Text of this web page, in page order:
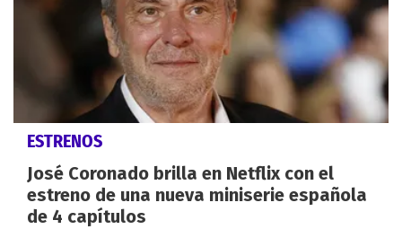
ESTRENOS
José Coronado brilla en Netflix con el
estreno de una nueva miniserie española
de 4 capítulos